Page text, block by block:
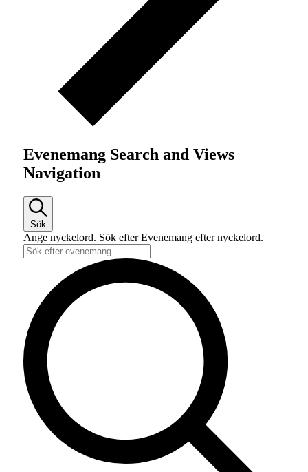
Evenemang Search and Views
Navigation
Sök
Ange nyckelord. Sök efter Evenemang efter nyckelord.